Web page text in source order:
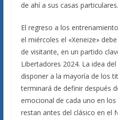
de ahí a sus casas particulares.
El regreso a los
el miércoles el «Xeneize»
de visitante, en un partido
Libertadores 2024. La idea
disponer a la mayoría de los
terminará de definir después
emocional de cada uno en
restan antes del clásico en el